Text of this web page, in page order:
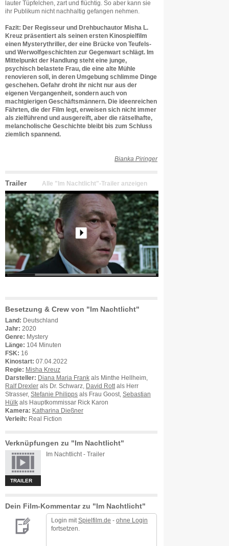
lauter Tüpfelchen, zart und flüchtig. So aber kann sie
ihr Publikum nicht nachhaltig gefangen nehmen.
Fazit: Der Regisseur und Drehbuchautor Misha L.
Kreuz präsentiert als seinen ersten Kinospielfilm
einen Mysterythriller, der eine Brücke von Teufels-
und Werwolfgeschichten zur Gegenwart schlägt. Im
Mittelpunkt der Handlung steht eine junge,
psychisch belastete Frau, die eine alte Mühle
renovieren soll, in deren Umgebung schlimme Dinge
geschehen. Gefahr droht ihr nicht nur aus der
eigenen Vergangenheit, sondern auch von
machtgierigen Geschäftsmännern. Die ideenreichen
Fährten, die der Film legt, erweisen sich nicht immer
als zielführend und ausgereift, aber die rätselhafte,
melancholische Geschichte bleibt bis zum Schluss
ziemlich spannend.
Bianka Piringer
Trailer Alle "Im Nachtlicht"-Trailer anzeigen
Besetzung & Crew von "Im Nachtlicht"
Land: Deutschland
Jahr: 2020
Genre: Mystery
Länge: 104 Minuten
FSK: 16
Kinostart: 07.04.2022
Regie: Misha Kreuz
Darsteller: Diana Maria Frank als Minthe Hellheim,
Ralf Drexler als Dr. Schwarz, David Rott als Herr
Strasser, Stefanie Philipps als Frau Goost, Sebastian
Hülk als Hauptkommissar Rick Karon
Kamera: Katharina Dießner
Verleih: Real Fiction
Verknüpfungen zu "Im Nachtlicht"
TRAILER
Im Nachtlicht - Trailer
Dein Film-Kommentar zu "Im Nachtlicht"
Login mit Spielfilm.de - ohne Login
fortsetzen.